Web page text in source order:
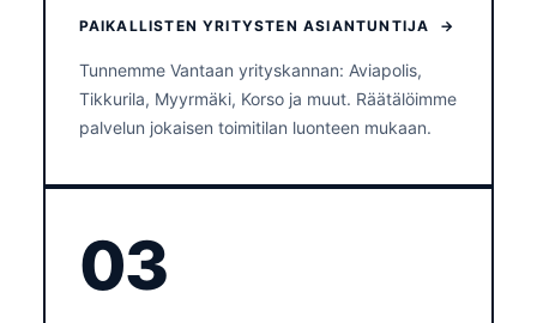
PAIKALLISTEN YRITYSTEN ASIANTUNTIJA →
Tunnemme Vantaan yrityskannan: Aviapolis,
Tikkurila, Myyrmäki, Korso ja muut. Räätälöimme
palvelun jokaisen toimitilan luonteen mukaan.
03